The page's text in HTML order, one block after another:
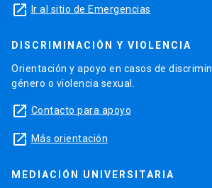
launch Ir al sitio de Emergencias
DISCRIMINACIÓN Y VIOLENCIA
Orientación y apoyo en casos de
género o violencia sexual.
launch Contacto para apoyo
launch Más orientación
MEDIACIÓN UNIVERSITARIA